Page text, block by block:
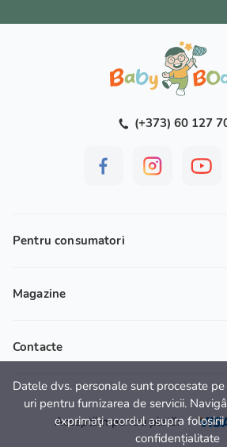
(+373) 60 127
Pentru consumatori
Magazine
Contacte
Acceptăm pentru plată:
Datele dvs. personale sunt procesate
uri pentru furnizarea de servicii.
exprimaţi acordul asupra
confidențialitate